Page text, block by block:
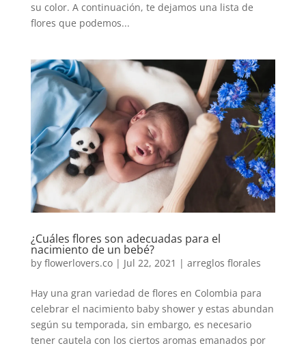
su color. A continuación, te dejamos una lista de
flores que podemos...
¿Cuáles flores son adecuadas para el
nacimiento de un bebé?
by flowerlovers.co| Jul 22, 2021 | arreglos florales
Hay una gran variedad de flores en Colombia para
celebrar el nacimiento baby shower y estas abundan
según su temporada, sin embargo, es necesario
tener cautela con los ciertos aromas emanados por